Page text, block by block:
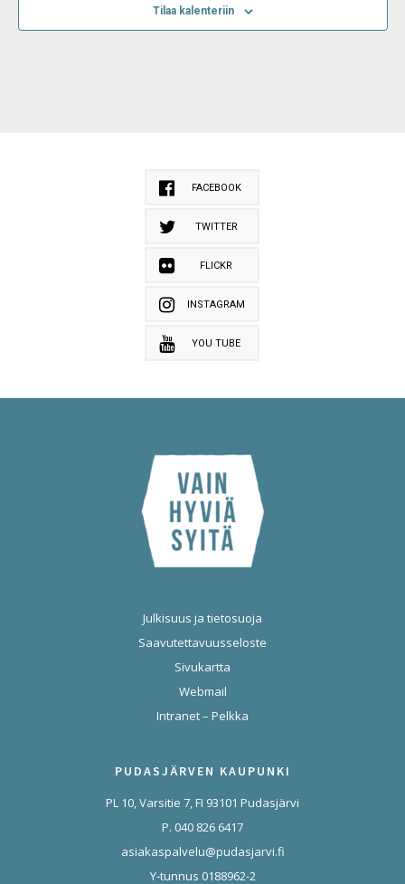
Tilaa kalenteriin
FACEBOOK
TWITTER
FLICKR
INSTAGRAM
YOU TUBE
Julkisuus ja tietosuoja
Saavutettavuusseloste
Sivukartta
Webmail
Intranet – Pelkka
PUDASJÄRVEN KAUPUNKI
PL 10, Varsitie 7, FI 93101 Pudasjärvi
P. 040 826 6417
asiakaspalvelu@pudasjarvi.fi
Y-tunnus 0188962-2